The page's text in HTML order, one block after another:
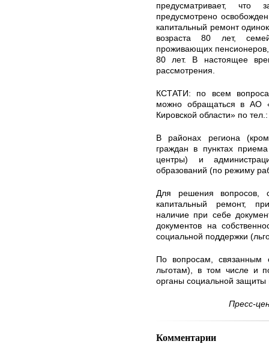
предусматривает,
предусмотрено
капитальный ремонт
возраста 80 лет,
проживающих пенсионеров,
80 лет. В настоящее
рассмотрения.
КСТАТИ: по всем
можно обращаться в АО
Кировской области» по
В районах региона
граждан в пунктах
центры) и
образований (по режиму
Для решения вопросов,
капитальный ремонт,
наличие при себе
документов на
социальной поддержки
По вопросам,
льготам), в том числе и
органы социальной защиты
Пресс-
Комментарии